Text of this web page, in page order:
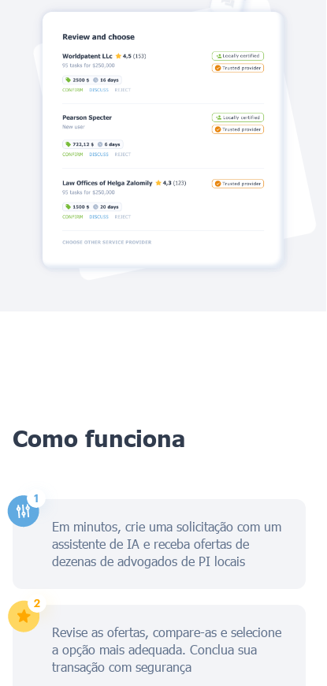
Como funciona
Em minutos, crie uma solicitação com um
assistente de IA e receba ofertas de
dezenas de advogados de PI locais
Revise as ofertas, compare-as e selecione
a opção mais adequada. Conclua sua
transação com segurança